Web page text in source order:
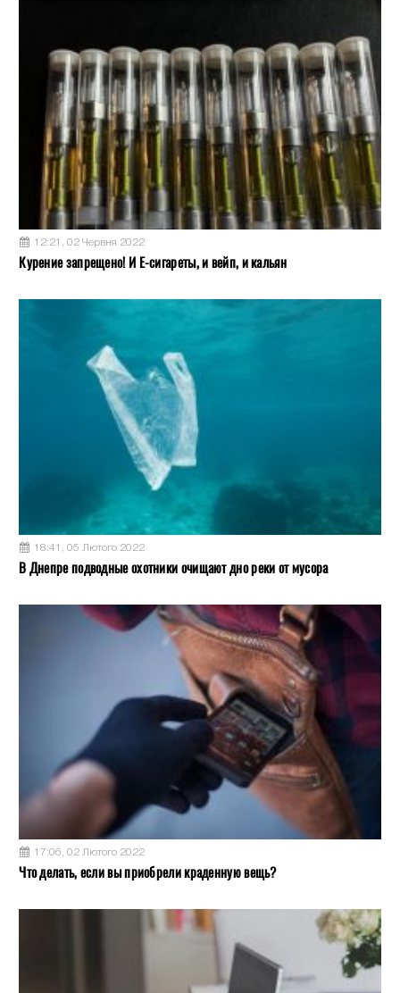
12:21, 02 Червня 2022
Курение запрещено! И Е-сигареты, и вейп, и кальян
18:41, 05 Лютого 2022
В Днепре подводные охотники очищают дно реки от мусора
17:06, 02 Лютого 2022
Что делать, если вы приобрели краденную вещь?